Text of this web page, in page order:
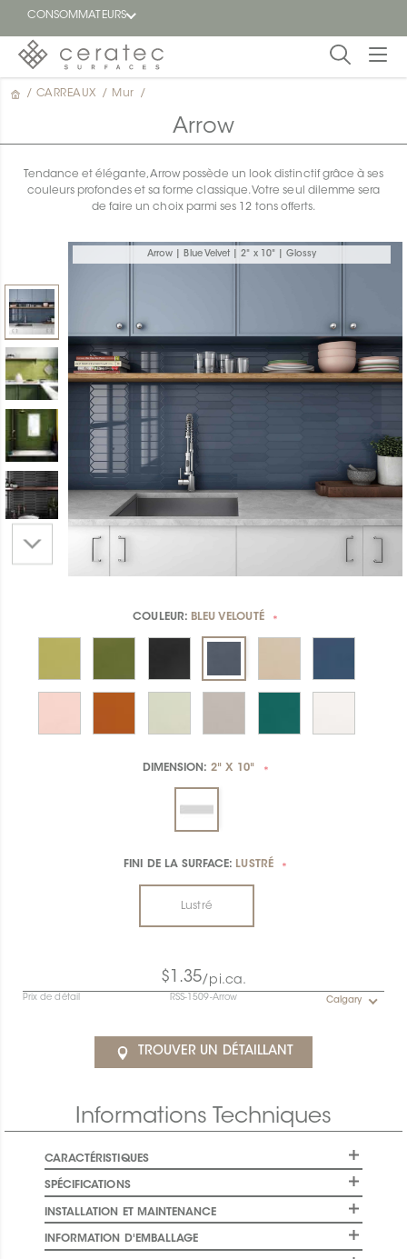
CONSOMMATEURS
En
Trouver
/ CARREAUX / Mur /
Arrow
Tendance et élégante, Arrow possède un look distinctif grâce à ses
couleurs profondes et sa forme classique. Votre seul dilemme sera
de faire un choix parmi ses 12 tons offerts.
Arrow | Blue Velvet | 2" x 10" | Glossy
COULEUR: BLEU VELOUTÉ *
DIMENSION: 2" X 10" *
FINI DE LA SURFACE: LUSTRÉ *
Lustré
$1.35/pi.ca.
Prix de détail RSS-1509-Arrow Calgary
TROUVER UN DÉTAILLANT
Informations Techniques
CARACTÉRISTIQUES
SPÉCIFICATIONS
INSTALLATION ET MAINTENANCE
INFORMATION D'EMBALLAGE